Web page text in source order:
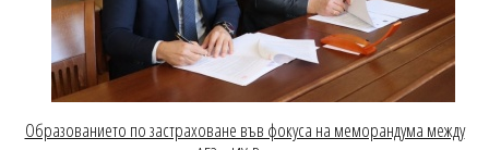
Образованието по застраховане във фокуса на меморандума между